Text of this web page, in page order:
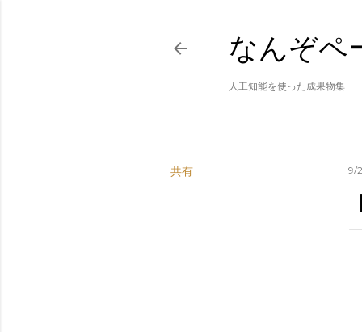
なんぞペ
人工知能を使った成果物集
共有 9/